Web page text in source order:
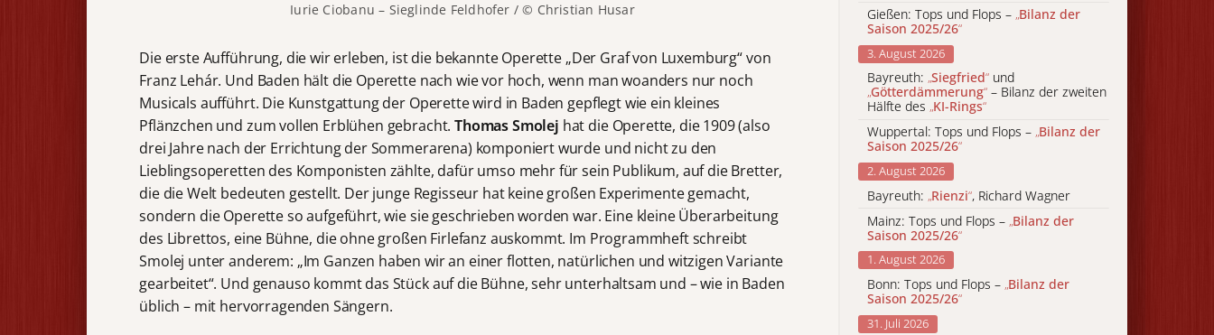
Iurie Ciobanu – Sieglinde Feldhofer / © Christian Husar
Die erste Aufführung, die wir erleben, ist die bekannte Operette „Der Graf von Luxemburg“ von
Franz Lehár. Und Baden hält die Operette nach wie vor hoch, wenn man woanders nur noch
Musicals aufführt. Die Kunstgattung der Operette wird in Baden gepflegt wie ein kleines
Pflänzchen und zum vollen Erblühen gebracht.Thomas Smolej hat die Operette, die 1909 (also
drei Jahre nach der Errichtung der Sommerarena) komponiert wurde und nicht zu den
Lieblingsoperetten des Komponisten zählte, dafür umso mehr für sein Publikum, auf die Bretter,
die die Welt bedeuten gestellt. Der junge Regisseur hat keine großen Experimente gemacht,
sondern die Operette so aufgeführt, wie sie geschrieben worden war. Eine kleine Überarbeitung
des Librettos, eine Bühne, die ohne großen Firlefanz auskommt. Im Programmheft schreibt
Smolej unter anderem: „Im Ganzen haben wir an einer flotten, natürlichen und witzigen Variante
gearbeitet“. Und genauso kommt das Stück auf die Bühne, sehr unterhaltsam und – wie in Baden
üblich – mit hervorragenden Sängern.
Gießen: Tops und Flops – „Bilanz der
Saison 2025/26“
3. August 2026
Bayreuth: „Siegfried“ und
„Götterdämmerung“ – Bilanz der zweiten
Hälfte des „KI-Rings“
Wuppertal: Tops und Flops – „Bilanz der
Saison 2025/26“
2. August 2026
Bayreuth: „Rienzi“, Richard Wagner
Mainz: Tops und Flops – „Bilanz der
Saison 2025/26“
1. August 2026
Bonn: Tops und Flops – „Bilanz der
Saison 2025/26“
31. Juli 2026